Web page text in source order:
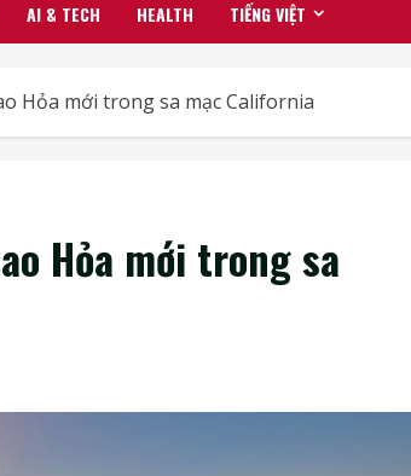
AI & TECH HEALTH TIẾNG VIỆT
Hỏa mới trong sa mạc California
Hỏa mới trong sa